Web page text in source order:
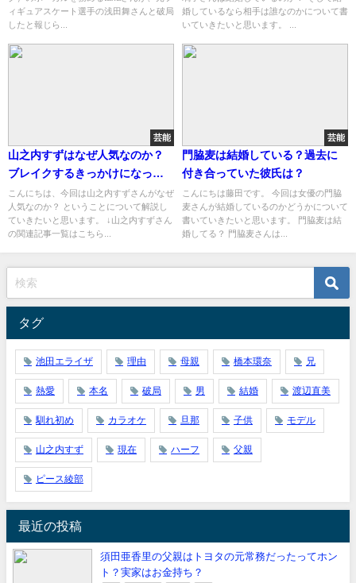
ィギュアスケート選手の浅田舞さんと破局
したと報じら...
婚しているなら相手は誰なのかについて書
いていきたいと思います。 ...
芸能
山之内すずはなぜ人気なのか？
ブレイクするきっかけになった
のは？
こんにちは、今回は山之内すずさんがなぜ
人気なのか？ ということについて解説し
ていきたいと思います。 ↓山之内すずさん
の関連記事一覧はこちら...
芸能
門脇麦は結婚している？過去に
付き合っていた彼氏は？
こんにちは藤田です。 今回は女優の門脇
麦さんが結婚しているのかどうかについて
書いていきたいと思います。 門脇麦は結
婚してる？ 門脇麦さんは...
タグ
池田エライザ 理由 母親 橋本環奈 兄
熱愛 本名 破局 男 結婚 渡辺直美
馴れ初め カラオケ 旦那 子供 モデル
山之内すず 現在 ハーフ 父親
ピース綾部
最近の投稿
須田亜香里の父親はトヨタの元常務だったってホン
ト？実家はお金持ち？